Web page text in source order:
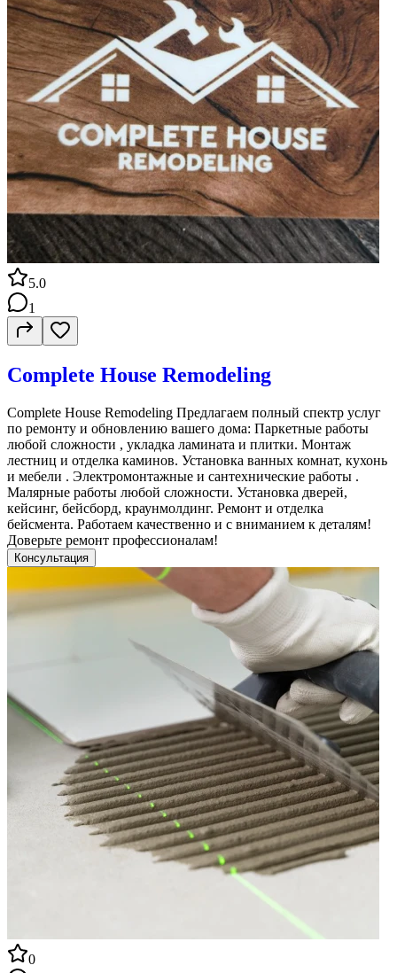
5.0
1
Complete House Remodeling
Complete House Remodeling Предлагаем полный спектр услуг
по ремонту и обновлению вашего дома: Паркетные работы
любой сложности , укладка ламината и плитки. Монтаж
лестниц и отделка каминов. Установка ванных комнат, кухонь
и мебели . Электромонтажные и сантехнические работы .
Малярные работы любой сложности. Установка дверей,
кейсинг, бейсборд, краунмолдинг. Ремонт и отделка
бейсмента. Работаем качественно и с вниманием к деталям!
Доверьте ремонт профессионалам!
Консультация
0